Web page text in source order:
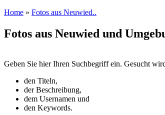
Home » Fotos aus Neuwied..
Fotos aus Neuwied und
Geben Sie hier Ihren Suchbegriff ein. Gesucht
den Titeln,
der Beschreibung,
dem Usernamen und
den Keywords.